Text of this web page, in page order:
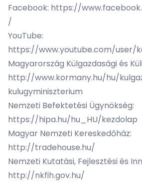
Facebook: https://
/
YouTube:
https://www.youtube.com/user/
Magyarország Külgazdasági és
http://www.kormany.hu/hu/
kulugyminiszterium
Nemzeti Befektetési Ügynökség:
https://hipa.hu/hu_HU/kezdolap
Magyar Nemzeti Kereskedőház:
http://tradehouse.hu/
Nemzeti Kutatási, Fejlesztési és
http://nkfih.gov.hu/